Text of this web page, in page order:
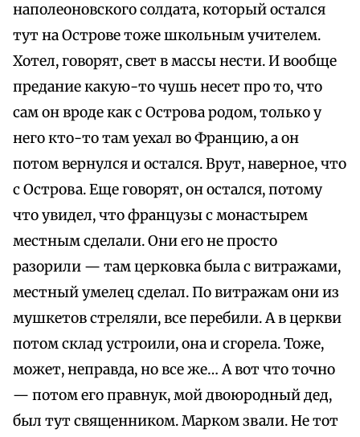
наполеоновского солдата, который остался
тут на Острове тоже школьным учителем.
Хотел, говорят, свет в массы нести. И вообще
предание какую-то чушь несет про то, что
сам он вроде как с Острова родом, только у
него кто-то там уехал во Францию, а он
потом вернулся и остался. Врут, наверное, что
с Острова. Еще говорят, он остался, потому
что увидел, что французы с монастырем
местным сделали. Они его не просто
разорили — там церковка была с витражами,
местный умелец сделал. По витражам они из
мушкетов стреляли, все перебили. А в церкви
потом склад устроили, она и сгорела. Тоже,
может, неправда, но все же… А вот что точно
— потом его правнук, мой двоюродный дед,
был тут священником. Марком звали. Не тот